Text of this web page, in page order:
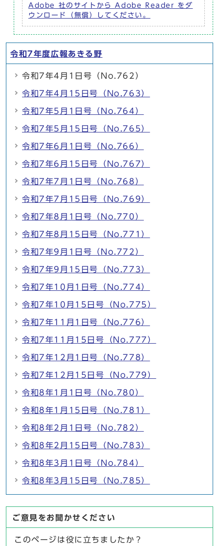
Adobe 社のサイトから Adobe Reader をダ
ウンロード（無償）してください。
令和7年度広報あきる野
令和7年4月1日号（No.762）
令和7年4月15日号（No.763）
令和7年5月1日号（No.764）
令和7年5月15日号（No.765）
令和7年6月1日号（No.766）
令和7年6月15日号（No.767）
令和7年7月1日号（No.768）
令和7年7月15日号（No.769）
令和7年8月1日号（No.770）
令和7年8月15日号（No.771）
令和7年9月1日号（No.772）
令和7年9月15日号（No.773）
令和7年10月1日号（No.774）
令和7年10月15日号（No.775）
令和7年11月1日号（No.776）
令和7年11月15日号（No.777）
令和7年12月1日号（No.778）
令和7年12月15日号（No.779）
令和8年1月1日号（No.780）
令和8年1月15日号（No.781）
令和8年2月1日号（No.782）
令和8年2月15日号（No.783）
令和8年3月1日号（No.784）
令和8年3月15日号（No.785）
ご意見をお聞かせください
このページは役に立ちましたか？